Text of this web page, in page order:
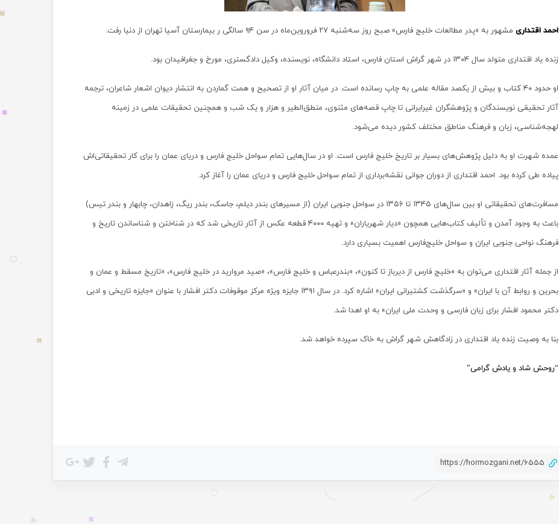
احمد اقتداری مشهور به «پدر مطالعات خلیج فارس» صبح روز سه‌شنبه ۲۷ فروروین‌ماه در سن ۹۴ سالگی ر بیمارستان آسیا تهران از دنیا رفت.
زنده یاد اقتداری متولد سال ۱۳۰۴ در شهر گراش استان فارس، استاد دانشگاه، نویسنده، وکیل دادگستری، مورخ و جغرافیدان بود.
او حدود ۴۰ کتاب و بیش از یکصد مقاله علمی به چاپ رسانده است. در میان آثار او از تصحیح و همت گماردن به انتشار دیوان اشعار شاعران، ترجمه
آثار تحقیقی نویسندگان و پژوهشگران غیرایرانی تا چاپ قصه‌های مثنوی، منطق‌الطیر و هزار و یک شب و همچنین تحقیقات علمی در زمینه
لهجه‌شناسی، زبان و فرهنگ مناطق مختلف کشور دیده می‌شود.
عمده شهرت او به دلیل پژوهش‌های بسیار بر تاریخ خلیج فارس است. او در سال‌هایی تمام سواحل خلیج فارس و دریای عمان را برای کار تحقیقاتی‌اش
پیاده طی کرده بود. احمد اقتداری از دوران جوانی نقشه‌برداری از تمام سواحل خلیج فارس و دریای عمان را آغاز کرد.
مسافرت‌های تحقیقاتی او بین سال‌های ۱۳۴۵ تا ۱۳۵۶ در سواحل جنوبی ایران (از مسیرهای بندر دیلم، جاسک، بندر ریگ، زاهدان، چابهار و بندر تیس)
باعث به وجود آمدن و تألیف کتاب‌هایی همچون «دیار شهریاران» و تهیه ۴۰۰۰ قطعه عکس از آثار تاریخی شد که در شناختن و شناساندن تاریخ و
فرهنگ نواحی جنوبی ایران و سواحل خلیج‌فارس اهمیت بسیاری دارد.
از جمله آثار اقتداری می‌توان به «خلیج فارس از دیرباز تا کنون»، «بندرعباس و خلیج فارس»، «صید مروارید در خلیج فارس»، «تاریخ مسقط و عمان و
بحرین و روابط آن با ایران» و «سرگذشت کشتیرانی ایران» اشاره کرد. در سال ۱۳۹۱ جایزه ویژه مرکز موقوفات دکتر افشار با عنوان «جایزه تاریخی و ادبی
دکتر محمود افشار برای زبان فارسی و وحدت ملی ایران» به او اهدا شد.
بنا به وصیت زنده یاد اقتداری در زادگاهش شهر گراش به خاک سپرده خواهد شد.
“روحش شاد و یادش گرامی”
https://hormozgani.net/6555